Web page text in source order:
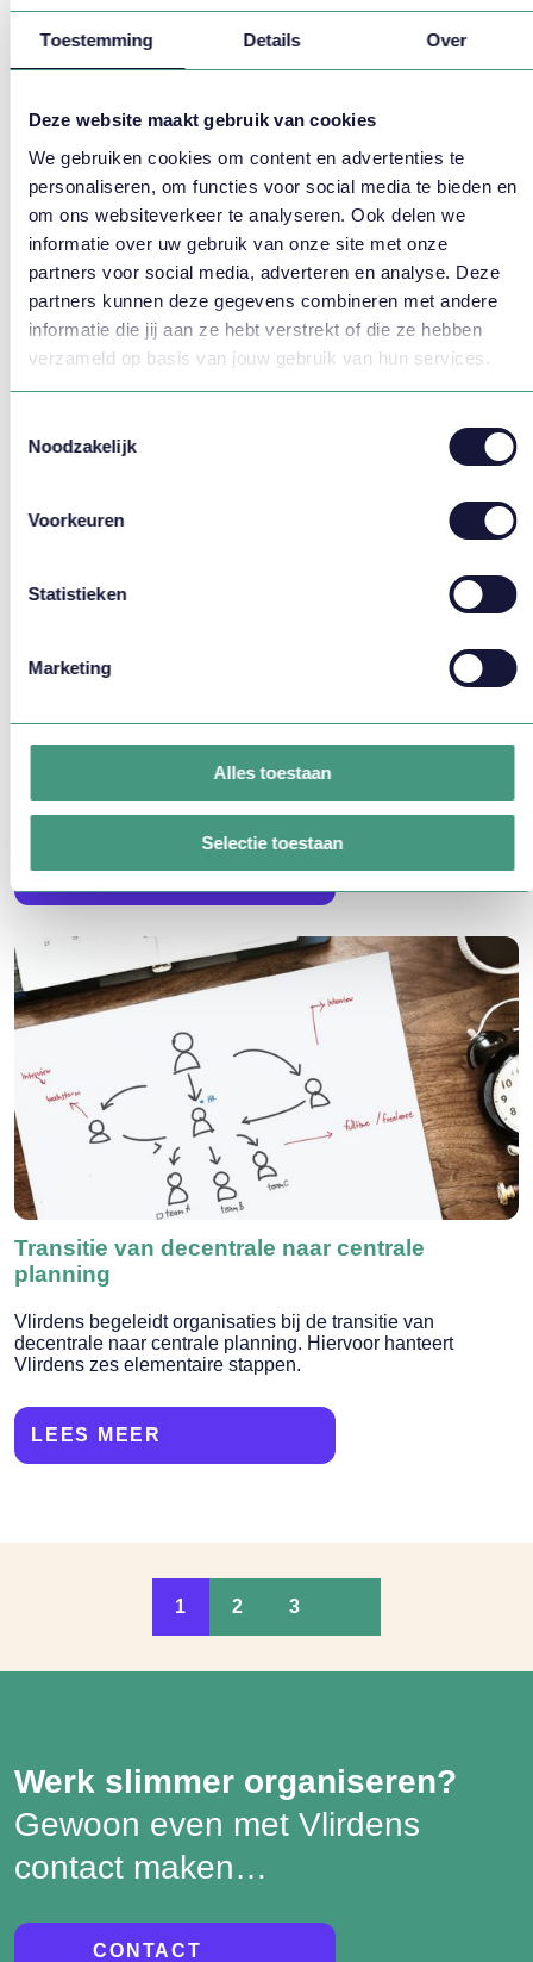
Toestemming Details Over
Deze website maakt gebruik van cookies
We gebruiken cookies om content en advertenties te
personaliseren, om functies voor social media te bieden en
om ons websiteverkeer te analyseren. Ook delen we
informatie over uw gebruik van onze site met onze
partners voor social media, adverteren en analyse. Deze
partners kunnen deze gegevens combineren met andere
informatie die jij aan ze hebt verstrekt of die ze hebben
verzameld op basis van jouw gebruik van hun services.
Noodzakelijk
Voorkeuren
Statistieken
Marketing
Alles toestaan
Selectie toestaan
Opstellen van het ideale rooster
Je wilt de medewerkerstevredenheid verhogen en tegelijk
de kwaliteit van de dienstverlening bewaken? Zorg voor
een ideaal rooster.
LEES MEER
De Vlirdens WFM Scan biedt inzicht in de pijn- en
verbeterpunten op het gebied van planning/Workforce
Management.
LEES MEER
Transitie van decentrale naar centrale
planning
Vlirdens begeleidt organisaties bij de transitie van
decentrale naar centrale planning. Hiervoor hanteert
Vlirdens zes elementaire stappen.
LEES MEER
1 2 3
Werk slimmer organiseren?
Gewoon even met Vlirdens
contact maken…
CONTACT